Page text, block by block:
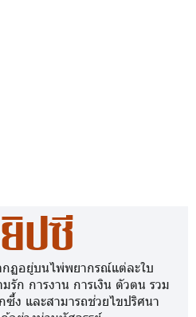
ปซี
ฏอยู่บนไพ่พยากรณ์แต่ละใบ
มรัก การงาน การเงิน ตัวตน รวม
ง และสามารถช่วยไขปริศนา